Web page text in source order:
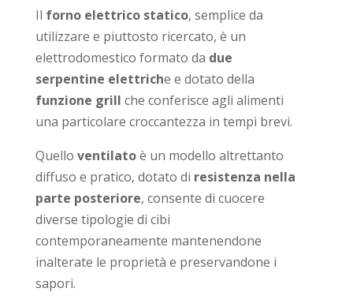
Il forno elettrico statico, semplice da
utilizzare e piuttosto ricercato, è un
elettrodomestico formato da due
serpentine elettriche e dotato della
funzione grill che conferisce agli alimenti
una particolare croccantezza in tempi brevi.
Quello ventilatoè un modello altrettanto
diffuso e pratico, dotato di resistenza nella
parte posteriore, consente di cuocere
diverse tipologie di cibi
contemporaneamente mantenendone
inalterate le proprietà e preservandone i
sapori.